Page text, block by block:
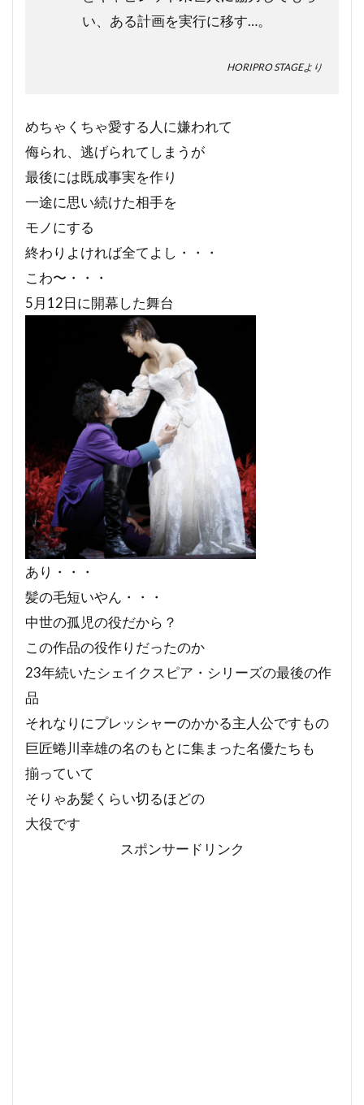
い、ある計画を実行に移す…。
HORIPRO STAGEより
めちゃくちゃ愛する人に嫌われて
侮られ、逃げられてしまうが
最後には既成事実を作り
一途に思い続けた相手を
モノにする
終わりよければ全てよし・・・
こわ〜・・・
5月12日に開幕した舞台
あり・・・
髪の毛短いやん・・・
中世の孤児の役だから？
この作品の役作りだったのか
23年続いたシェイクスピア・シリーズの最後の作
品
それなりにプレッシャーのかかる主人公ですもの
巨匠蜷川幸雄の名のもとに集まった名優たちも
揃っていて
そりゃあ髪くらい切るほどの
大役です
スポンサードリンク